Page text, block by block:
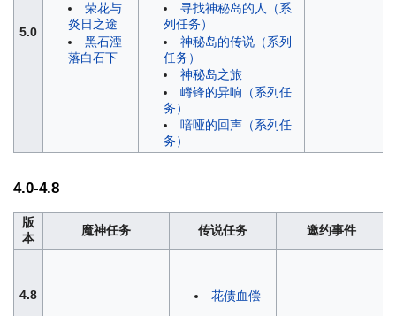
5.0
荣花与
炎日之途
黑石湮
落白石下
寻找神秘岛的人（系
列任务）
神秘岛的传说（系列
任务）
神秘岛之旅
嵴锋的异响（系列任
务）
喑哑的回声（系列任
务）
4.0-4.8
版
本
魔神任务 传说任务 邀约事件
4.8 花债血偿